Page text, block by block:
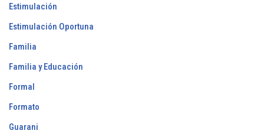
Estimulación
Estimulación Oportuna
Familia
Familia y Educación
Formal
Formato
Guarani